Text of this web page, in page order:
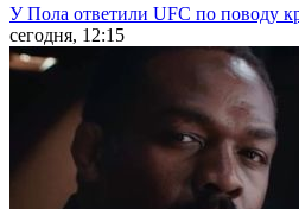
У Пола ответили UFC по поводу
сегодня, 12:15